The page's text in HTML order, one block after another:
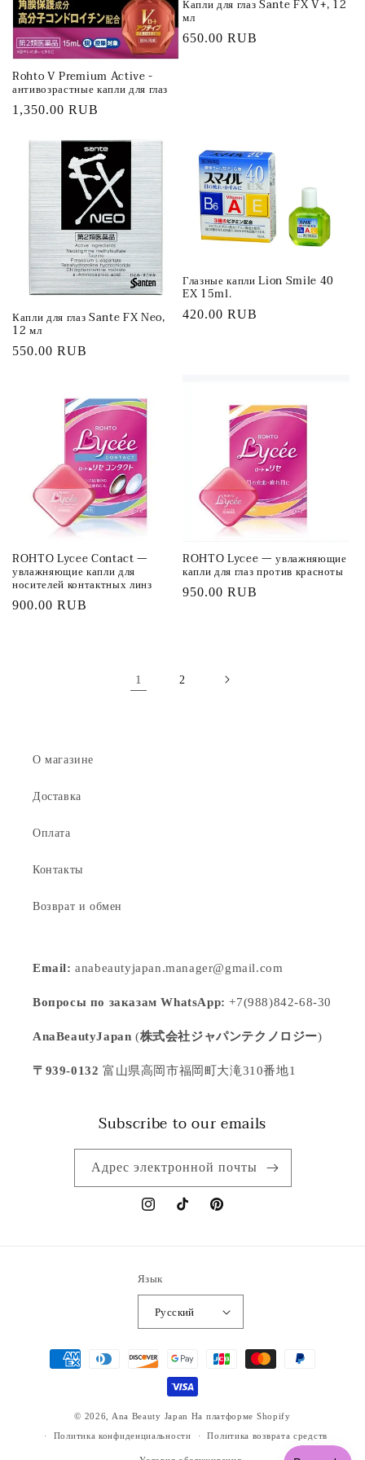
Rohto V Premium Active -
антивозрастные капли для глаз
Обычная
1,350.00 RUB
Капли для глаз Sante FX V+, 12
мл
Обычная
650.00 RUB
Капли для глаз Sante FX Neo,
12 мл
Обычная
550.00 RUB
Глазные капли Lion Smile 40
EX 15ml.
Обычная
420.00 RUB
ROHTO Lycee Contact —
увлажняющие капли для
носителей контактных линз
Обычная
900.00 RUB
ROHTO Lycee — увлажняющие
капли для глаз против красноты
Обычная
950.00 RUB
1 2
О магазине
Доставка
Оплата
Контакты
Возврат и обмен
Email:anabeautyjapan.manager@gmail.com
Вопросы по заказам WhatsApp:+7(988)842-68-30
AnaBeautyJapan (株式会社ジャパンテクノロジー)
〒939-0132 富山県高岡市福岡町大滝310番地1
Subscribe to our emails
Адрес электронной почты
InstagramTikTok Pinterest
Язык
Русский
Способы
оплаты
© 2026, Ana Beauty Japan На платформе Shopify
Политика конфиденциальности
Политика возврата средств